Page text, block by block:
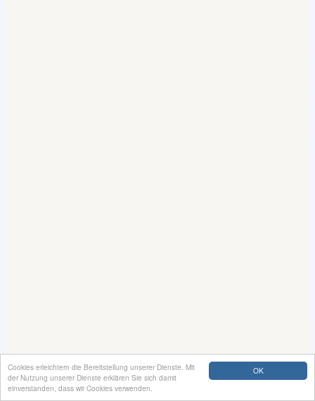
OK
Cookies erleichtern die Bereitstellung unserer Dienste. Mit
der Nutzung unserer Dienste erklären Sie sich damit
einverstanden, dass wir Cookies verwenden.